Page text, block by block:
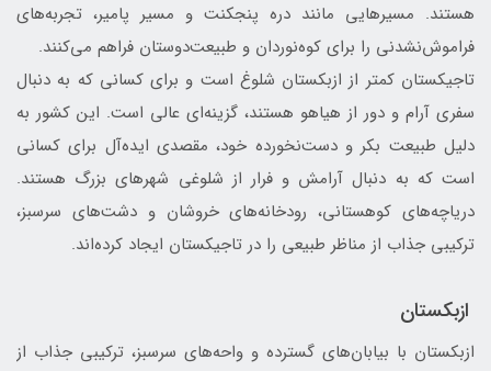
هستند. مسیرهایی مانند دره پنجکنت و مسیر پامیر، تجربه‌های
فراموش‌نشدنی را برای کوه‌نوردان و طبیعت‌دوستان فراهم می‌کنند.
تاجیکستان کمتر از ازبکستان شلوغ است و برای کسانی که به دنبال
سفری آرام و دور از هیاهو هستند، گزینه‌ای عالی است. این کشور به
دلیل طبیعت بکر و دست‌نخورده خود، مقصدی ایده‌آل برای کسانی
است که به دنبال آرامش و فرار از شلوغی شهرهای بزرگ هستند.
دریاچه‌های کوهستانی، رودخانه‌های خروشان و دشت‌های سرسبز،
ترکیبی جذاب از مناظر طبیعی را در تاجیکستان ایجاد کرده‌اند.
ازبکستان
ازبکستان با بیابان‌های گسترده و واحه‌های سرسبز، ترکیبی جذاب از